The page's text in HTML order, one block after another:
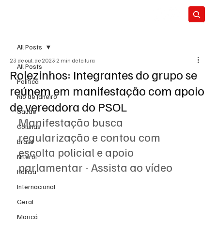
All Posts
Política
Rio de Janeiro
Saúde
Colunas
Brasil
Niterói
Polícia
Internacional
Geral
Maricá
All Posts
Rolezinhos: Integrantes do grupo se
reúnem em manifestação com apoio
de vereadora do PSOL
23 de out. de 2023 2 min de leitura
Manifestação busca
regularização e contou com
escolta policial e apoio
parlamentar - Assista ao vídeo